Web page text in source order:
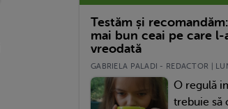
Testăm și
mai bun ceai pe care l-
vreodată
GABRIELA PALADI - REDACTOR |
O regulă
trebuie să